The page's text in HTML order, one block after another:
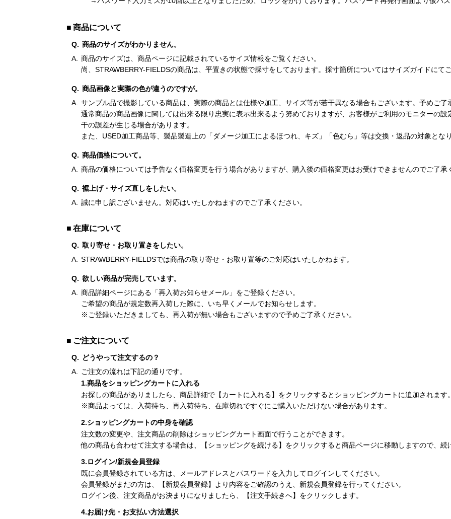
商品について
商品のサイズがわかりません。
商品のサイズは、商品ページに記載されているサイズ情報をご覧ください。
尚、STRAWBERRY-FIELDSの商品は、平置きの状態で採寸をしております。採寸箇所についてはサイズガイドにて
商品画像と実際の色が違うのですが。
サンプル品で撮影している商品は、実際の商品とは仕様や加工、サイズ等が若干異なる場合もございます。予めご了
通常商品の商品画像に関しては出来る限り忠実に表示出来るよう努めておりますが、お客様がご利用のモニターの
干の誤差が生じる場合があります。
また、USED加工商品等、製品製造上の「ダメージ加工によるほつれ、キズ」「色むら」等は交換・返品の対象とな
商品価格について。
商品の価格については予告なく価格変更を行う場合がありますが、購入後の価格変更はお受けできませんのでご了承
裾上げ・サイズ直しをしたい。
誠に申し訳ございません。対応はいたしかねますのでご了承ください。
在庫について
取り寄せ・お取り置きをしたい。
STRAWBERRY-FIELDSでは商品の取り寄せ・お取り置等のご対応はいたしかねます。
欲しい商品が完売しています。
商品詳細ページにある「再入荷お知らせメール」をご登録ください。
ご希望の商品が規定数再入荷した際に、いち早くメールでお知らせします。
※ご登録いただきましても、再入荷が無い場合もございますので予めご了承ください。
ご注文について
どうやって注文するの？
ご注文の流れは下記の通りです。
1.商品をショッピングカートに入れる
お探しの商品がありましたら、商品詳細で【カートに入れる】をクリックするとショッピングカートに追加されます。
※商品よっては、入荷待ち、再入荷待ち、在庫切れですぐにご購入いただけない場合があります。
2.ショッピングカートの中身を確認
注文数の変更や、注文商品の削除はショッピングカート画面で行うことができます。
他の商品も合わせて注文する場合は、【ショッピングを続ける】をクリックすると商品ページに移動しますので、続
3.ログイン/新規会員登録
既に会員登録されている方は、メールアドレスとパスワードを入力してログインしてください。
会員登録がまだの方は、【新規会員登録】より内容をご確認のうえ、新規会員登録を行ってください。
ログイン後、注文商品がお決まりになりましたら、【注文手続きへ】をクリックします。
4.お届け先・お支払い方法選択